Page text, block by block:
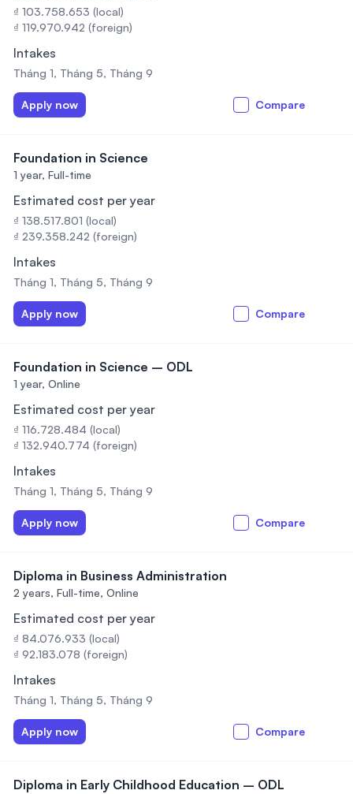
₫ 103.758.653 (local)
₫ 119.970.942 (foreign)
Intakes
Tháng 1, Tháng 5, Tháng 9
Apply now Compare
Foundation in Science
1 year, Full-time
Estimated cost per year
₫ 138.517.801 (local)
₫ 239.358.242 (foreign)
Intakes
Tháng 1, Tháng 5, Tháng 9
Apply now Compare
Foundation in Science – ODL
1 year, Online
Estimated cost per year
₫ 116.728.484 (local)
₫ 132.940.774 (foreign)
Intakes
Tháng 1, Tháng 5, Tháng 9
Apply now Compare
Diploma in Business Administration
2 years, Full-time, Online
Estimated cost per year
₫ 84.076.933 (local)
₫ 92.183.078 (foreign)
Intakes
Tháng 1, Tháng 5, Tháng 9
Apply now Compare
Diploma in Early Childhood Education – ODL